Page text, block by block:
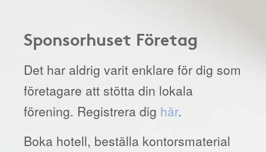
Sponsorhuset Företag
Det har aldrig varit enklare för dig som
företagare att stötta din lokala
förening. Registrera dig här.
Boka hotell, beställa kontorsmaterial